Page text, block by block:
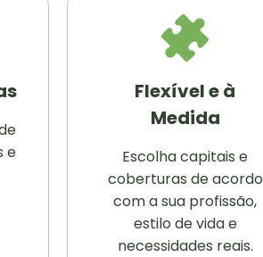
e
Flexível e à
Medida
Escolha capitais e
coberturas de acordo
com a sua profissão,
estilo de vida e
necessidades reais.